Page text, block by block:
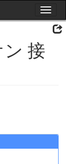
Toggle
接